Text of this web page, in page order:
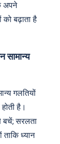
अपने
बढ़ाता है
सामान्य
गलतियों
है।
सरलता
ताकि ध्यान